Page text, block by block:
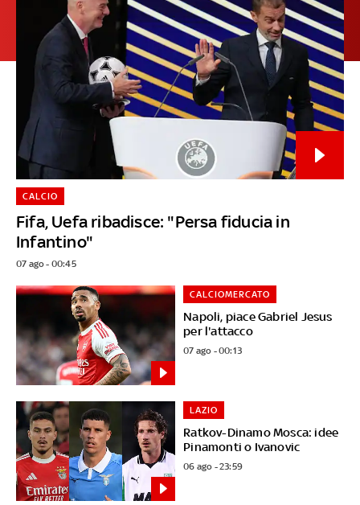
Fifa, Uefa ribadisce: "Persa fiducia in
Infantino"
CALCIO
07 ago - 00:45
Napoli, piace Gabriel Jesus
per l'attacco
CALCIOMERCATO
07 ago - 00:13
Ratkov-Dinamo Mosca: idee
Pinamonti o Ivanovic
LAZIO
06 ago - 23:59